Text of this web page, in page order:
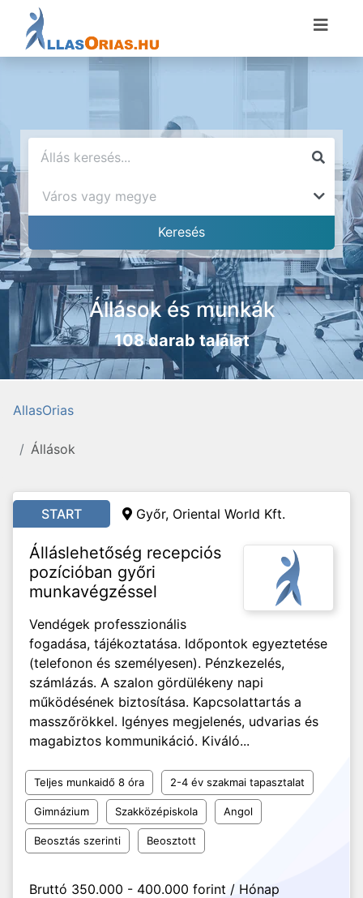
Állások és munkák
108 darab találat
AllasOrias
Állások
START Győr, Oriental World Kft.
Álláslehetőség recepciós
pozícióban győri
munkavégzéssel
Vendégek professzionális
fogadása, tájékoztatása. Időpontok egyeztetése
(telefonon és személyesen). Pénzkezelés,
számlázás. A szalon gördülékeny napi
működésének biztosítása. Kapcsolattartás a
masszőrökkel. Igényes megjelenés, udvarias és
magabiztos kommunikáció. Kiváló...
Teljes munkaidő 8 óra 2-4 év szakmai tapasztalat
Gimnázium Szakközépiskola Angol
Beosztás szerinti Beosztott
Bruttó 350.000 - 400.000 forint / Hónap